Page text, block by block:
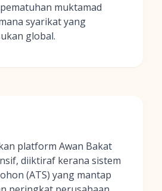
muktamad
syarikat yang
global.
platform Awan Bakat
diiktiraf kerana sistem
(ATS) yang mantap